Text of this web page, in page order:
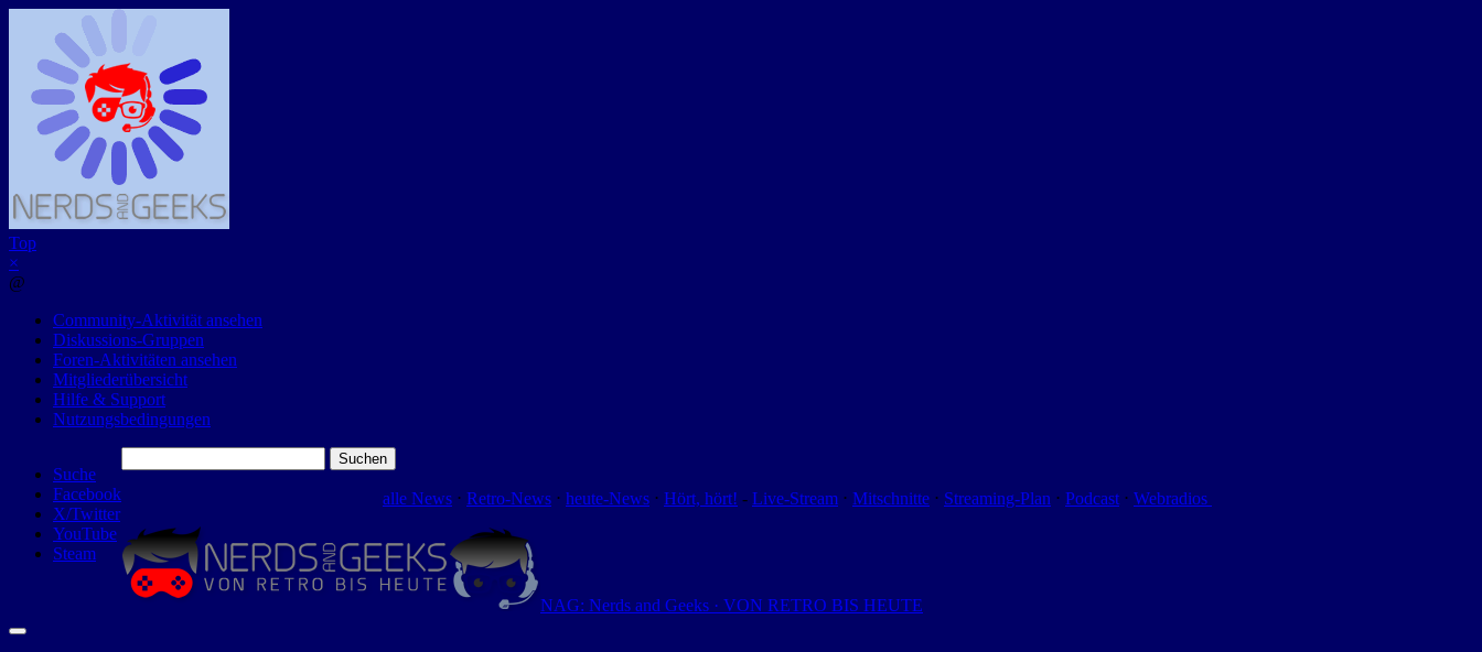
Top
×
@
Community-Aktivität ansehen
Diskussions-Gruppen
Foren-Aktivitäten ansehen
Mitgliederübersicht
Hilfe & Support
Nutzungsbedingungen
Suche
Facebook
X/Twitter
YouTube
Steam
nach:
alle News ⋅ Retro-News ⋅ heute-News ⋅ Hört, hört! - Live-Stream ⋅ Mitschnitte ⋅ Streaming-Plan ⋅ Podcast ⋅ Webradios
NAG: Nerds and Geeks · VON RETRO BIS HEUTE